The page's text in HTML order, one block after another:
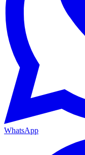
WhatsApp